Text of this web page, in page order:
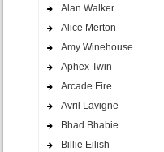
Alan Walker
Alice Merton
Amy Winehouse
Aphex Twin
Arcade Fire
Avril Lavigne
Bhad Bhabie
Billie Eilish